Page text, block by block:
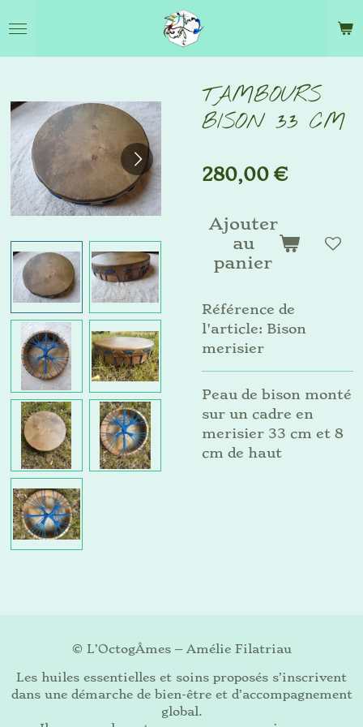
au
contenu
TAMBOURS
BISON 33 CM
280,00 €
Ajouter
au
panier
Référence de
l'article: Bison
merisier
Peau de bison monté
sur un cadre en
merisier 33 cm et 8
cm de haut
© L’OctogÂmes – Amélie Filatriau
Les huiles essentielles et soins proposés s’inscrivent
dans une démarche de bien-être et d’accompagnement
global.